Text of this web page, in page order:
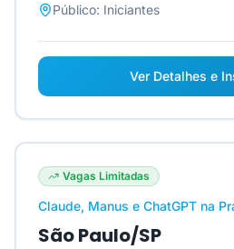
Público: Iniciantes
Ver Detalhes e
Vagas Limitadas
Claude, Manus e ChatGPT na
São Paulo/SP